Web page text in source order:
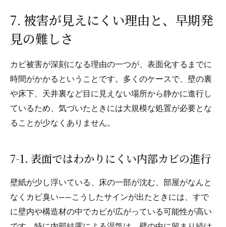
7. 被害が見えにくい理由と、早期発
見の難しさ
カビ被害が深刻になる理由の一つが、表面化するまでに
時間がかかるということです。多くのケースで、壁の裏
や床下、天井裏など目に見えない場所から静かに進行し
ているため、気づいたときには大規模な処置が必要とな
ることが少なくありません。
7-1. 表面ではわかりにくい内部カビの進行
壁紙が少し浮いている、床の一部が沈む、部屋がなんと
なくカビ臭い――こうしたサインが出たときには、すで
に壁内や構造材の中でカビが広がっている可能性が高い